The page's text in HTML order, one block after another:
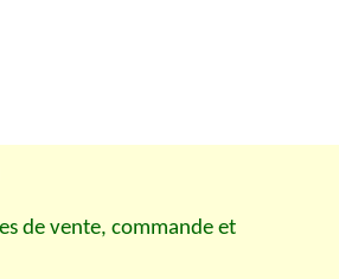
de vente, commande et